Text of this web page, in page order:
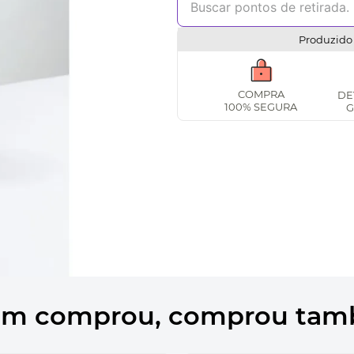
COMPRA
100% SEGURA
comprou, comprou